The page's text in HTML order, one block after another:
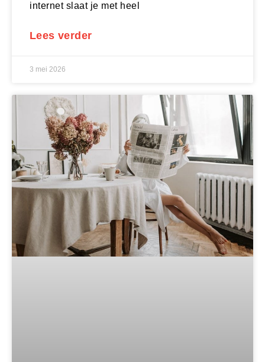
internet slaat je met heel
Lees verder
3 mei 2026